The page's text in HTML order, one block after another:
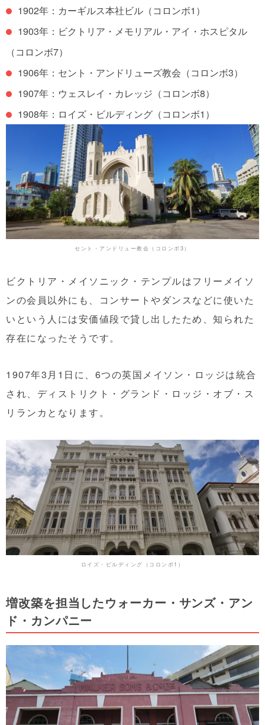
1902年：カーギルス本社ビル（コロンボ1）
1903年：ビクトリア・メモリアル・アイ・ホスピタル
（コロンボ7）
1906年：セント・アンドリューズ教会（コロンボ3）
1907年：ウェスレイ・カレッジ（コロンボ8）
1908年：ロイズ・ビルディング（コロンボ1）
セント・アンドリュー教会（コロンボ3）
ビクトリア・メイソニック・テンプルはフリーメイソ
ンの会員以外にも、コンサートやダンスなどに使いた
いという人には安価値段で貸し出したため、知られた
存在になったそうです。
1907年3月1日に、6つの英国メイソン・ロッジは統合
され、ディストリクト・グランド・ロッジ・オブ・ス
リランカとなります。
ロイズ・ビルディング（コロンボ1）
増改築を担当したウォーカー・サンズ・アン
ド・カンパニー